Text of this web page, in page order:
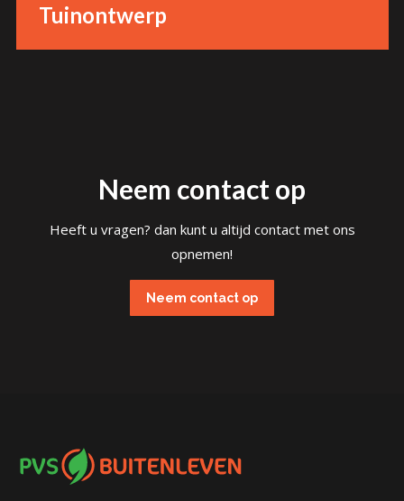
Tuinontwerp
Neem contact op
Heeft u vragen? dan kunt u altijd contact met ons
opnemen!
Neem contact op